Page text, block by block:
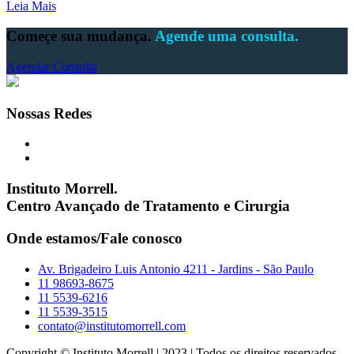
Leia Mais
Começe sua mudança. Agende uma consulta.
Agendar Consulta
Nossas Redes
Instituto Morrell.
Centro Avançado de Tratamento e Cirurgia
Onde estamos/Fale conosco
Av. Brigadeiro Luis Antonio 4211 - Jardins - São Paulo
11 98693-8675
11 5539-6216
11 5539-3515
contato@institutomorrell.com